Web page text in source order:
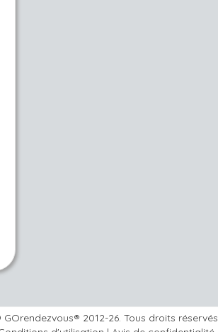
GOrendezvous® 2012-26. Tous droits réservés.